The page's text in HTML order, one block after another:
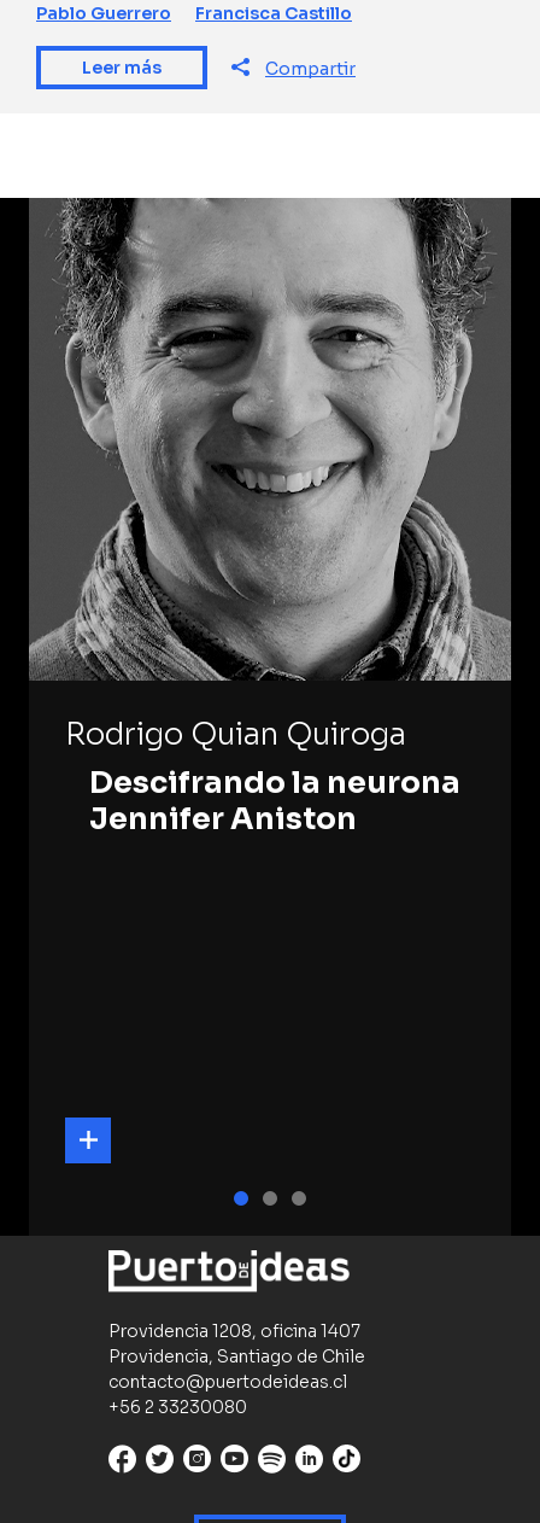
Pablo Guerrero Francisca Castillo
Leer más Compartir
Rodrigo Quian Quiroga
Descifrando la neurona
Jennifer Aniston
Providencia 1208, oficina 1407
Providencia, Santiago de Chile
contacto@puertodeideas.cl
+56 2 33230080